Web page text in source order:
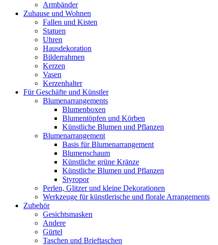
Armbänder
Zuhause und Wohnen
Fallen und Kisten
Statuen
Uhren
Hausdekoration
Bilderrahmen
Kerzen
Vasen
Kerzenhalter
Für Geschäfte und Künstler
Blumenarrangements
Blumenboxen
Blumentöpfen und Körben
Künstliche Blumen und Pflanzen
Blumenarrangement
Basis für Blumenarrangement
Blumenschaum
Künstliche grüne Kränze
Künstliche Blumen und Pflanzen
Styropor
Perlen, Glitzer und kleine Dekorationen
Werkzeuge für künstlerische und florale Arrangements
Zubehör
Gesichtsmasken
Andere
Gürtel
Taschen und Brieftaschen